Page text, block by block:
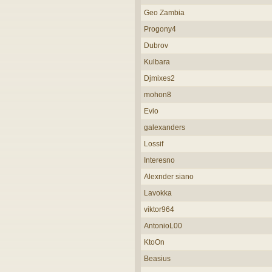
Geo Zambia
Progony4
Dubrov
Kulbara
Djmixes2
mohon8
Evio
galexanders
Lossif
Interesno
Alexnder siano
Lavokka
viktor964
AntonioL00
KtoOn
Beasius